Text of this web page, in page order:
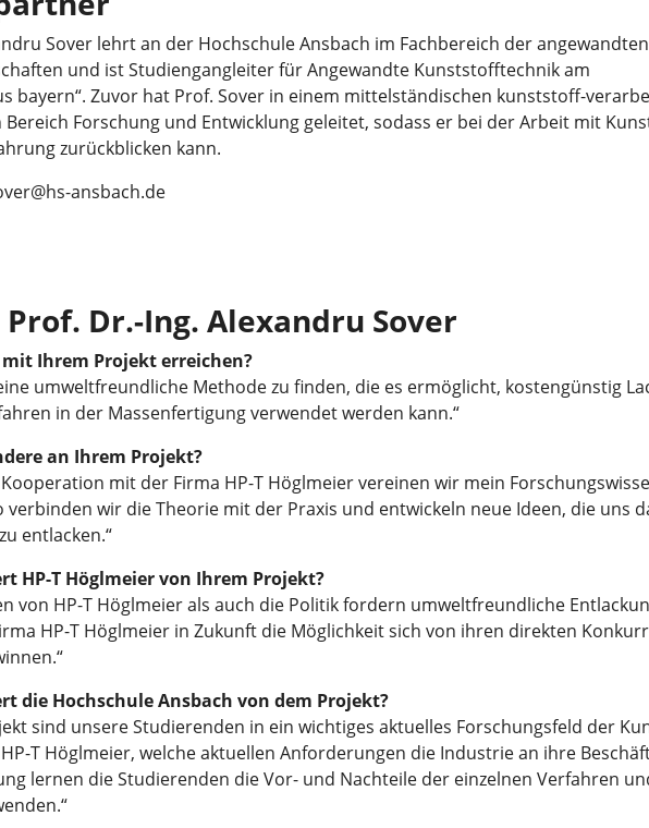
Sover lehrt an der Hochschule Ansbach im Fachbereich der angewandten
und ist Studiengangleiter für Angewandte Kunststofftechnik am
bayern“. Zuvor hat Prof. Sover in einem mittelständischen kunststoff-
Forschung und Entwicklung geleitet, sodass er bei der Arbeit mit
zurückblicken kann.
ansbach.de
Prof. Dr.-Ing. Alexandru Sover
mit Ihrem Projekt erreichen?
umweltfreundliche Methode zu finden, die es ermöglicht, kostengünstig
in der Massenfertigung verwendet werden kann.“
an Ihrem Projekt?
mit der Firma HP-T Höglmeier vereinen wir mein
verbinden wir die Theorie mit der Praxis und entwickeln neue Ideen, die uns
entlacken.“
HP-T Höglmeier von Ihrem Projekt?
von HP-T Höglmeier als auch die Politik fordern umweltfreundliche
HP-T Höglmeier in Zukunft die Möglichkeit sich von ihren direkten
die Hochschule Ansbach von dem Projekt?
sind unsere Studierenden in ein wichtiges aktuelles Forschungsfeld der
T Höglmeier, welche aktuellen Anforderungen die Industrie an ihre
lernen die Studierenden die Vor- und Nachteile der einzelnen Verfahren